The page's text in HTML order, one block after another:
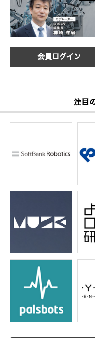
会員ログイン
注目